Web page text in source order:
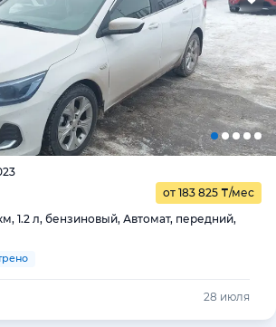
от 183 825 ₸/мес
1.2 л, бензиновый, Автомат, передний,
28 июля